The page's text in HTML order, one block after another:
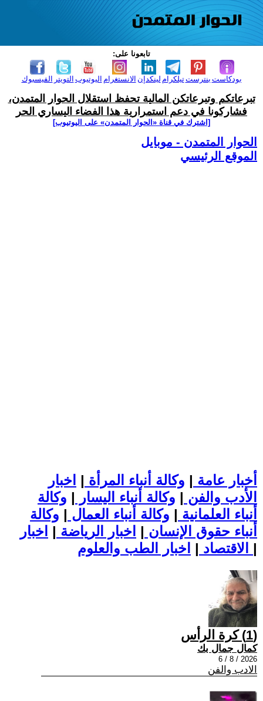
تابعونا على:
الفيسبوك التويتر اليوتيوب الانستغرام لينكدإن تيلكرامبنترست بودكاست
تبرعاتكم وتبرعاتكن المالية تحفظ استقلال الحوار المتمدن،
فشاركونا في دعم استمرارية هذا الفضاء اليساري الحر
[اشترك في قناة ‫«الحوار المتمدن» على اليوتيوب]
الحوار المتمدن - موبايل
الموقع الرئيسي
أخبار عامة | وكالة أنباء المرأة | اخبار
الأدب والفن | وكالة أنباء اليسار | وكالة
أنباء العلمانية | وكالة أنباء العمال | وكالة
أنباء حقوق الإنسان | اخبار الرياضة | اخبار
الاقتصاد | |
(1) كرة الرأس
كمال جمال بك
2026 / 8 / 6
الادب والفن